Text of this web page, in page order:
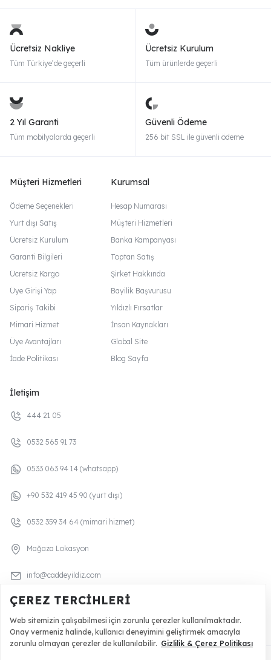
Ücretsiz Nakliye
Tüm Türkiye’de geçerli
Ücretsiz Kurulum
Tüm ürünlerde geçerli
2 Yıl Garanti
Tüm mobilyalarda geçerli
Güvenli Ödeme
256 bit SSL ile güvenli ödeme
Müşteri Hizmetleri
Ödeme Seçenekleri
Yurt dışı Satış
Ücretsiz Kurulum
Garanti Bilgileri
Ücretsiz Kargo
Üye Girişi Yap
Sipariş Takibi
Mimari Hizmet
Üye Avantajları
İade Politikası
Kurumsal
Hesap Numarası
Müşteri Hizmetleri
Banka Kampanyası
Toptan Satış
Şirket Hakkında
Bayilik Başvurusu
Yıldızlı Fırsatlar
İnsan Kaynakları
Global Site
Blog Sayfa
İletişim
444 21 05
0532 565 91 73
0533 063 94 14 (whatsapp)
+90 532 419 45 90 (yurt dışı)
0532 359 34 64 (mimari hizmet)
Mağaza Lokasyon
info@caddeyildiz.com
yonetim@caddeyildiz.com
ÇEREZ TERCIHLERI
Web sitemizin çalışabilmesi için zorunlu çerezler kullanılmaktadır.
Onay vermeniz halinde, kullanıcı deneyimini geliştirmek amacıyla
zorunlu olmayan çerezler de kullanılabilir. Gizlilik & Çerez Politikası